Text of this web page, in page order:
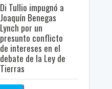
Di Tullio impugnó a
Joaquín Benegas
Lynch por un
presunto conflicto
de intereses en el
debate de la Ley de
Tierras